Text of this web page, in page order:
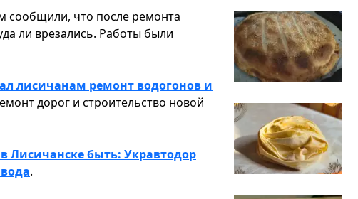
сообщили, что после ремонта
ли врезались. Работы были
лисичанам ремонт водогонов и
дорог и строительство новой
Лисичанске быть: Укравтодор
.